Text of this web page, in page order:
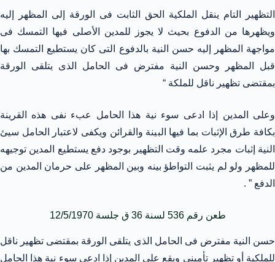
التظهير التام ينقل الملكية الحق الثابت فى الورقة إلى المظهر إليه
ويظهرها من الدفوع بحيث لا يجوز للمدين الأصلى فيها التمسك فى
مواجهة المظهر إليه حسن النية بالدفوع التى كان يستطيع التمسك بها
قبل المظهر وحسن النية مفترض فى الحامل الذى يتلقى الورقة
بمقتضى تظهير ناقل للملكة “
وعلى المدين إذا ادعى سوء نية هذا الحامل عبء نفى هذه القرينة
بكافة طرق الإثبات بما فيها البينة والقرائن ويكفى لاعتبار الحامل سيئ
النية إثبات مجرد علمه وقت التظهير بوجود دفع يستطيع المدين توجيهه
للمظهر ولو لم يثبت التواطؤ بينه وبين المظهر على حرمان المدين من
الدفع ” .
طعن رقم 536 لسنة 36 ق جلسة 12/5/1970
حسن النية مفترض فى الحامل الذى يتلقى الورقة بمقتضى تظهير ناقل
للملكية أو تظهير تأمينى ويقع على المدين إذا ادعى سوء نية هذا الحامل